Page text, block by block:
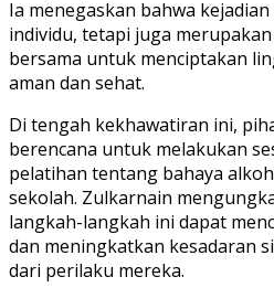
Ia menegaskan bahwa
individu, tetapi juga
bersama untuk menciptakan
aman dan sehat.
Di tengah kekhawatiran ini,
berencana untuk melakukan
pelatihan tentang bahaya
sekolah. Zulkarnain
langkah-langkah ini dapat
dan meningkatkan kesadaran
dari perilaku mereka.